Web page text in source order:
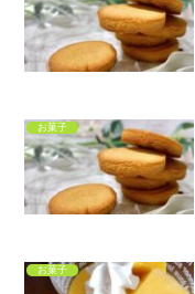
お菓子
お菓子